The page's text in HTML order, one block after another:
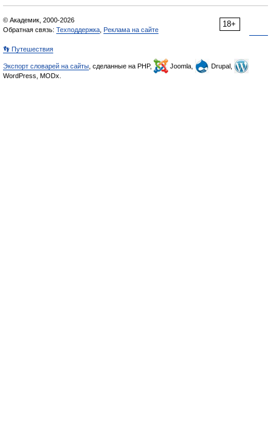
18+
© Академик, 2000-2026
Обратная связь: Техподдержка Реклама на сайте
👣 Путешествия
Экспорт словарей на сайты , сделанные на PHP, Joomla,
Drupal,
WordPress, MODx.